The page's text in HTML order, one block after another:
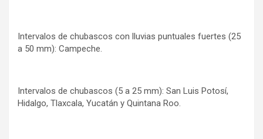
Intervalos de chubascos con lluvias puntuales fuertes (25
a 50 mm): Campeche.
Intervalos de chubascos (5 a 25 mm): San Luis Potosí,
Hidalgo, Tlaxcala, Yucatán y Quintana Roo.